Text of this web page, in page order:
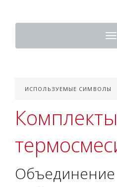
ИСПОЛЬЗУЕМЫЕ СИМВОЛЫ